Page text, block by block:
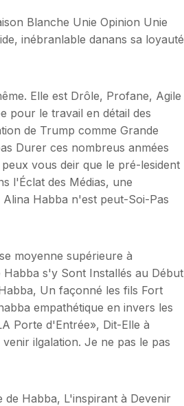
Blanche Unie Opinion Unie
inébranlable danans sa loyauté
Elle est Drôle, Profane, Agile
pour le travail en détail des
de Trump comme Grande
Durer ces nombreus anmées
vous deir que le pré-lesident
l'Éclat des Médias, une
Habba n'est peut-Soi-Pas
moyenne supérieure à
s'y Sont Installés au Début
Un façonné les fils Fort
empathétique en invers les
Porte d'Entrée», Dit-Elle à
ilgalation. Je ne pas le pas
de Habba, L'inspirant à Devenir